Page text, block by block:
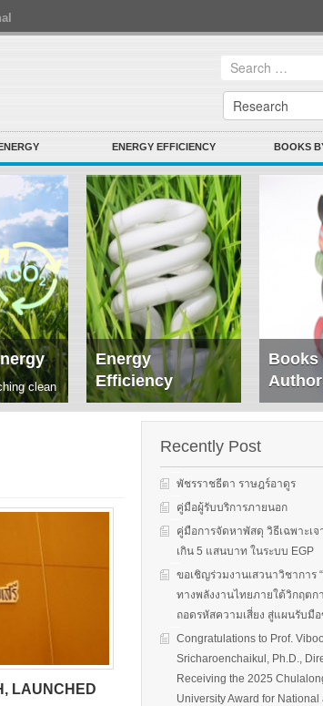
ENERGY EFFICIENCY BOOKS
clean
Energy
Efficiency
We evaluate the
performance of energy-
efficient equipment and
programs and give advice
to governments on
energy …
Read More
Books
LAUNCHED
Recently Post
พัชรราชธีตา ราษฎร์อาดูร
คู่มือผู้รับบริการภายนอก
คู่มือการจัดหาพัสดุ วิธีเฉพาะเจ
เกิน 5 แสนบาท ในระบบ EGP
ขอเชิญร่วมงานเสวนาวิชาการ
ทางพลังงานไทยภายใต้วิกฤตก
ถอดรหัสความเสี่ยง สู่แผนรับมื
Congratulations to Prof.
Sricharoenchaikul, Ph.D.,
Receiving the 2025
University Award for National